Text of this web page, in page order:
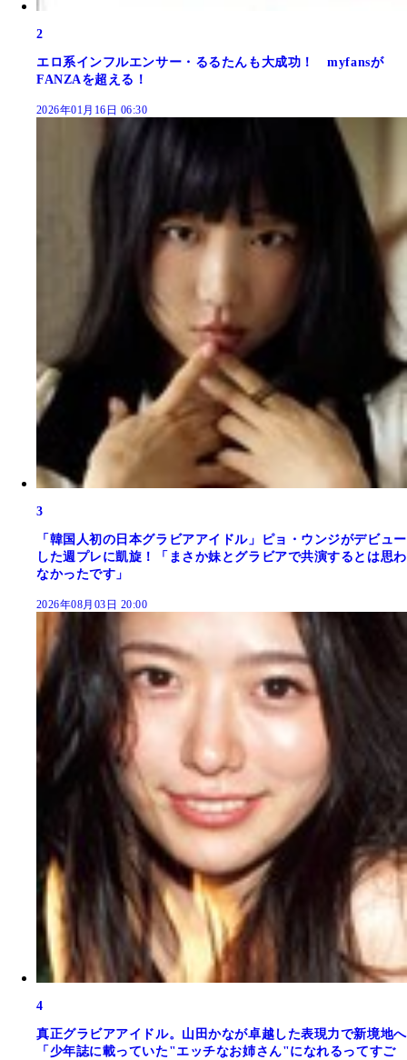
2
エロ系インフルエンサー・るるたんも大成功！ myfansが
FANZAを超える！
2026年01月16日 06:30
3
「韓国人初の日本グラビアアイドル」ピョ・ウンジがデビュー
した週プレに凱旋！「まさか妹とグラビアで共演するとは思わ
なかったです」
2026年08月03日 20:00
4
真正グラビアアイドル。山田かなが卓越した表現力で新境地へ
「少年誌に載っていた"エッチなお姉さん"になれるってすご